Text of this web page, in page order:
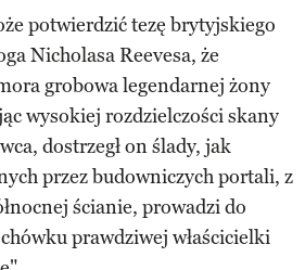
potwierdzić tezę brytyjskiego
Nicholasa Reevesa, że
grobowa legendarnej żony
wysokiej rozdzielczości skany
dostrzegł on ślady, jak
przez budowniczych portali, z
ścianie, prowadzi do
prawdziwej właścicielki